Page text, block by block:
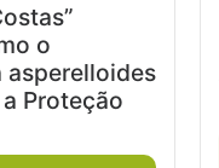
o
asperelloides
Proteção